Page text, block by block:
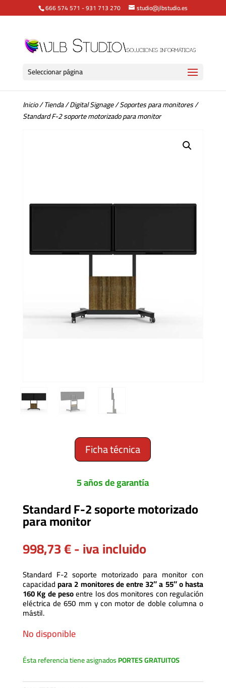
666 574 571 -931 713 270 studio@jlbstudio.es
Seleccionar página
Inicio/Tienda/Digital Signage/Soportes para monitores/
Standard F-2 soporte motorizado para monitor
Ficha técnica
5 años de garantía
Standard F-2 soporte motorizado
para monitor
998,73€- iva incluido
Standard F-2 soporte motorizado para monitor con
capacidadpara 2 monitores de entre 32″ a 55″ o hasta
160 Kg de pesoentre los dos monitores con regulación
eléctrica de 650 mm y con motor de doble columna o
mástil.
No disponible
Ésta referencia tiene asignadosPORTES GRATUITOS